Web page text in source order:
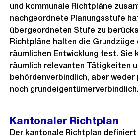
und kommunale Richtpläne
nachgeordnete Planungsstufe
übergeordneten Stufe zu
Richtpläne halten die
räumlichen Entwicklung fest. Sie
räumlich relevanten Tätigkeiten
behördenverbindlich, aber weder
noch grundeigentümerverbindlich.
Kantonaler Richtplan
Der kantonale Richtplan definiert